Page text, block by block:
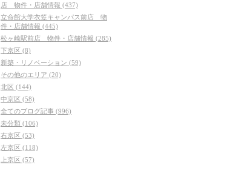
店 物件・店舗情報 (437)
立命館大学衣笠キャンパス前店 物
件・店舗情報 (445)
松ヶ崎駅前店 物件・店舗情報 (285)
下京区 (8)
新築・リノベーション (59)
その他のエリア (20)
北区 (144)
中京区 (58)
全てのブログ記事 (996)
未分類 (106)
右京区 (53)
左京区 (118)
上京区 (57)